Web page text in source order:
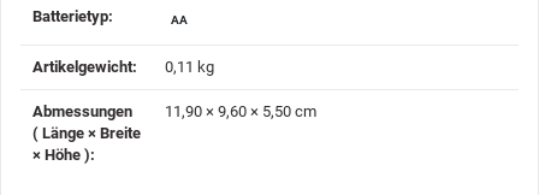
Batterietyp‍: AA
Artikelgewicht‍: 0,11 kg
Abmessungen
( Länge × Breite
× Höhe )‍:
11,90 × 9,60 × 5,50 cm